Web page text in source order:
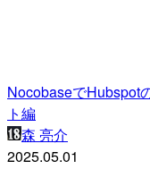
NocobaseでHubspot
ト編
森 亮介
2025.05.01